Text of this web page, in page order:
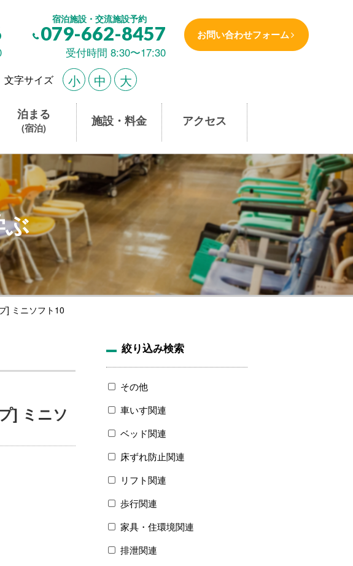
宿泊施設・交流施設予約
079-662-8457
受付時間 8:30〜17:30
お問い合わせフォーム
文字サイズ 小 中 大
泊まる
(宿泊) 施設・料金 アクセス
] ミニソフト10
] ミニソ
絞り込み検索
その他
車いす関連
ベッド関連
床ずれ防止関連
リフト関連
歩行関連
家具・住環境関連
排泄関連